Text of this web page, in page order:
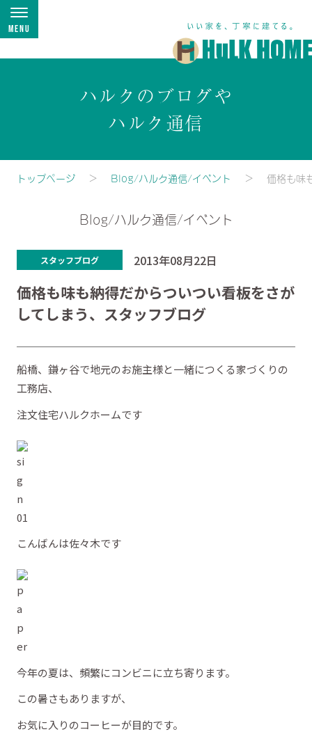
Menu
ハルクのブログや
ハルク通信
トップページ Blog/ハルク通信/イベント 価格も味
Blog/ハルク通信/イベント
スタッフブログ 2013年08月22日
価格も味も納得だからついつい看板をさが
してしまう、スタッフブログ
船橋、鎌ヶ谷で地元のお施主様と一緒につくる家づくりの
工務店、
注文住宅ハルクホームです
こんばんは佐々木です
今年の夏は、頻繁にコンビニに立ち寄ります。
この暑さもありますが、
お気に入りのコーヒーが目的です。